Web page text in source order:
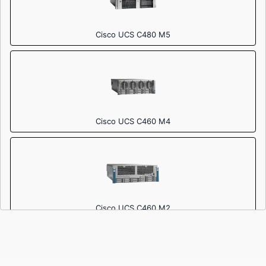
Cisco UCS C480 M5
Cisco UCS C460 M4
Cisco UCS C460 M2